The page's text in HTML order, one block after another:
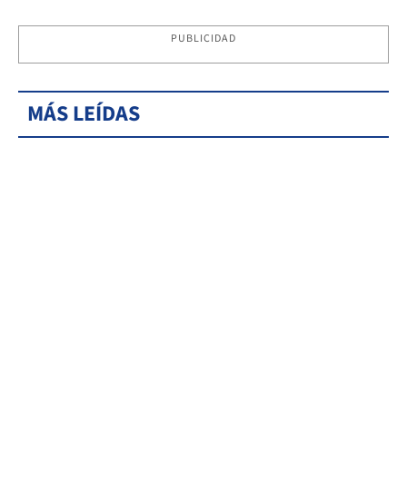
PUBLICIDAD
MÁS LEÍDAS